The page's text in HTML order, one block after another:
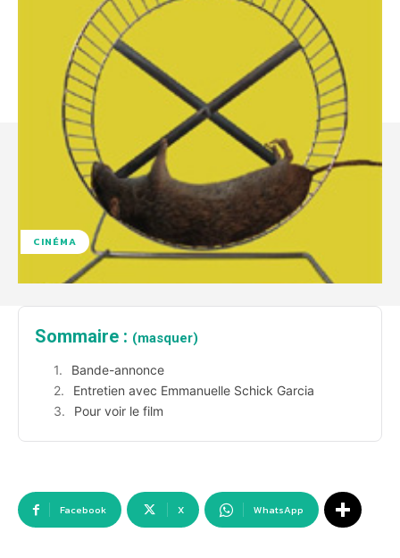
CINÉMA
Sommaire : (masquer)
Bande-annonce
Entretien avec Emmanuelle Schick Garcia
Pour voir le film
Facebook X WhatsApp